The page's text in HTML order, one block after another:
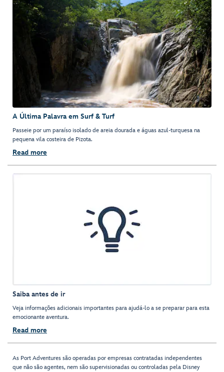
A Última Palavra em Surf & Turf
Passeie por um paraíso isolado de areia dourada e águas azul-turquesa na
pequena vila costeira de Pizota.
Read more
Saiba antes de ir
Veja informações adicionais importantes para ajudá-lo a se preparar para esta
emocionante aventura.
Read more
As Port Adventures são operadas por empresas contratadas independentes
que não são agentes, nem são supervisionadas ou controladas pela Disney